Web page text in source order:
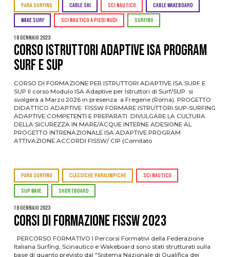
PARA SURFING CABLE SKI SCI NAUTICO CABLE WAKEBOARD
WAKE SURF SCI NAUTICO A PIEDI NUDI SURFING
18 Gennaio 2023
CORSO ISTRUTTORI ADAPTIVE ISA PROGRAM
SURF E SUP
CORSO DI FORMAZIONE PER ISTRUTTORI ADAPTIVE ISA SURF E
SUP Il corso Modulo ISA Adaptive per Istruttori di Surf/SUP si
svolgerà a Marzo 2026 in presenza a Fregene (Roma). PROGETTO
DIDATTICO ADAPTIVE FISSW FORMARE ISTRUTTORI SUP-SURFING
ADAPTIVE COMPETENTI E PREPARATI DIVULGARE LA CULTURA
DELLA SICUREZZA IN MARE/ACQUE INTERNE ADESIONE AL
PROGETTO INTRENAZIONALE ISA ADAPTIVE PROGRAM
ATTIVAZIONE ACCORDI FISSW/ CIP (Comitato
PARA SURFING CLASSICHE PARALIMPICHE SCI NAUTICO
SUP WAVE SHORTBOARD
18 Gennaio 2023
CORSI DI FORMAZIONE FISSW 2023
PERCORSO FORMATIVO I Percorsi Formativi della Federazione
Italiana Surfing, Scinautico e Wakeboard sono stati strutturati sulla
base di quanto previsto dal “Sistema Nazionale di Qualifica dei